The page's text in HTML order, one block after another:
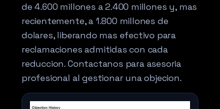
de 4.600 millones a 2.400 millones y, mas
recientemente, a 1.800 millones de
dolares, liberando mas efectivo para
reclamaciones admitidas con cada
reduccion. Contactanos para asesoria
profesional al gestionar una objecion.